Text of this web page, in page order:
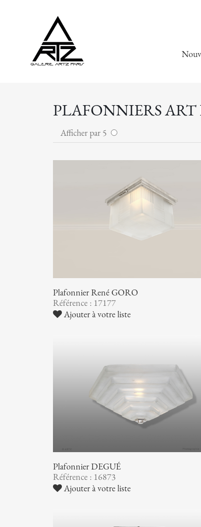
PLAFONNIERS
Afficher par 5
Plafonnier René GORO
Référence : 17177
Ajouter à votre liste
Plafonnier DEGUÉ
Référence : 16873
Ajouter à votre liste